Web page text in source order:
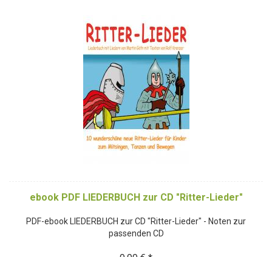
ebook PDF LIEDERBUCH zur CD "Ritter-Lieder"
PDF-ebook LIEDERBUCH zur CD "Ritter-Lieder" - Noten zur
passenden CD